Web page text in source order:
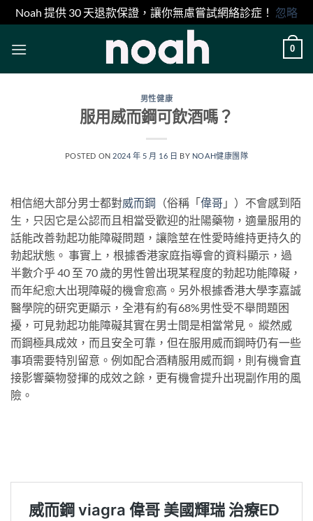
Noah 提供 30 天退款保證，讓你無慮嘗試網絡診症！ 忽略
0
男性健康
服用威而鋼可飲酒嗎？
POSTED ON 2024 年 5 月 16 日 BY NOAH健康團隊
相信絕大部分男士都對威而鋼 （俗稱「偉哥 」）不會感到陌
生，只因它是公認而且相當受歡迎的壯陽藥物，適量服用的
話能改善勃起功能障礙問題，讓陰莖在性愛時維持更持久的
勃起狀態。 事實上，根據香港家庭指導會的資料顯示，過
半數介乎 40 至 70 歲的男性曾出現某程度的勃起功能障礙，
而年紀愈大出現障礙的機會愈高。另外根據香港大學李嘉誠
醫學院的研究更顯示，全港有約有68%男性受不舉問題困
擾，可見勃起功能障礙其實在男士間是相當常見。 縱然威
而鋼極具成效，而且安全可靠，但在服用威而鋼時仍有一些
事項需要特別留意。例如配合酒精服用威而鋼，則有機會直
接影響藥物發揮的成效之餘，更有機會提升出現副作用的風
險。